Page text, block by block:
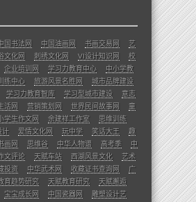
国书法网 中国油画网 书画交易网
艺
文化网 刺绣文化网 VI设计知识网
校
企业培训网 学习力教育中心
中小学教
练中心 旅游风景名胜网
城市品牌建设
学习力教育智库 学习型城市建设
意志
活网 营销策划网 世界民间故事网
童
学生作文网 余建祥工作室
思维训练
计
爱情文化网 玩中学 笑话大王
趣
画网 思维谷 中华人物谱 高考季
中
文评论 天赋车站 西湖风景文化
艺术
投资 中华武术网 收藏证书查询网
广
育趋势研究 天赋教育研究
天赋邂逅
宝宝成长网 中国瓷器网
雕塑设计艺